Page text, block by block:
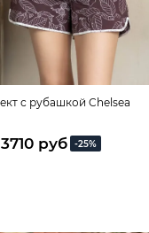
с рубашкой Chelsea
3710 руб -25%